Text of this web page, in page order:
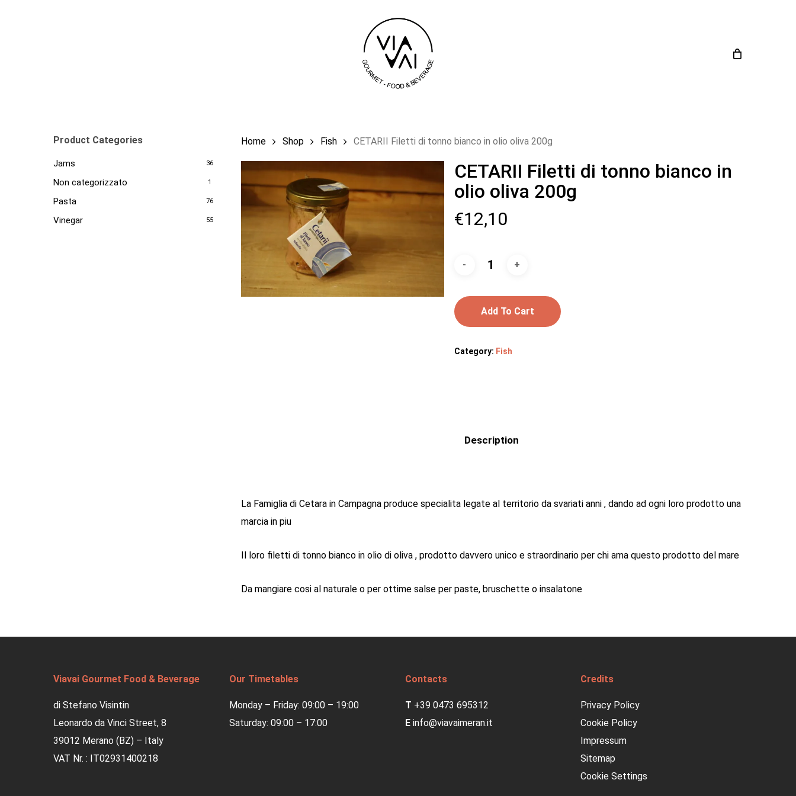
Product Categories
Jams 36
Non categorizzato 1
Pasta 76
Vinegar 55
Home Shop Fish CETARII Filetti di tonno bianco in olio oliva 200g
CETARII Filetti di tonno bianco in
olio oliva 200g
€12,10
Add To Cart
Category: Fish
Description
La Famiglia di Cetara in Campagna produce specialita legate al territorio da svariati anni , dando ad ogni loro prodotto una
marcia in piu
Il loro filetti di tonno bianco in olio di oliva , prodotto davvero unico e straordinario per chi ama questo prodotto del mare
Da mangiare cosi al naturale o per ottime salse per paste, bruschette o insalatone
Viavai Gourmet Food & Beverage
di Stefano Visintin
Leonardo da Vinci Street, 8
39012 Merano (BZ) – Italy
VAT Nr. : IT02931400218
Our Timetables
Monday – Friday: 09:00 – 19:00
Saturday: 09:00 – 17:00
Contacts
T +39 0473 695312
E info@viavaimeran.it
Credits
Privacy Policy
Cookie Policy
Impressum
Sitemap
Cookie Settings